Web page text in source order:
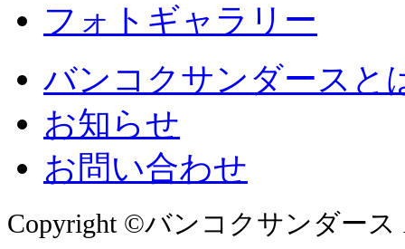
フォトギャラリー
バンコクサンダースと
お知らせ
お問い合わせ
Copyright ©バンコクサンダース